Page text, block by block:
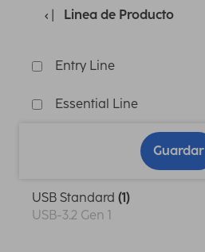
Linea de Producto
Entry Line
Essential Line
Guardar
USB Standard (1)
USB-3.2 Gen 1